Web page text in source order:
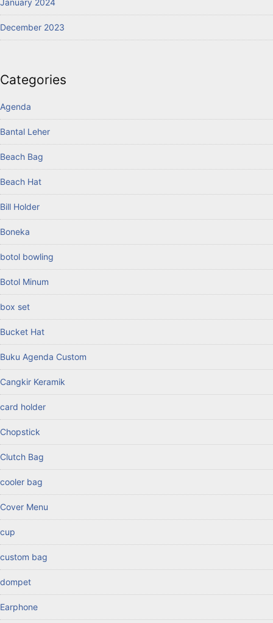
January 2024
December 2023
Categories
Agenda
Bantal Leher
Beach Bag
Beach Hat
Bill Holder
Boneka
botol bowling
Botol Minum
box set
Bucket Hat
Buku Agenda Custom
Cangkir Keramik
card holder
Chopstick
Clutch Bag
cooler bag
Cover Menu
cup
custom bag
dompet
Earphone